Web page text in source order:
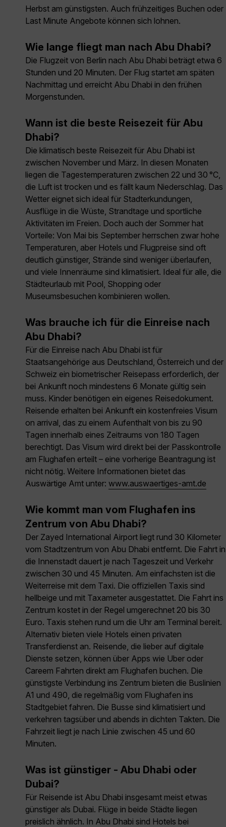
Herbst am günstigsten. Auch frühzeitiges Buchen oder
Last Minute Angebote können sich lohnen.
Wie lange fliegt man nach Abu Dhabi?
Die Flugzeit von Berlin nach Abu Dhabi beträgt etwa 6
Stunden und 20 Minuten. Der Flug startet am späten
Nachmittag und erreicht Abu Dhabi in den frühen
Morgenstunden.
Wann ist die beste Reisezeit für Abu
Dhabi?
Die klimatisch beste Reisezeit für Abu Dhabi ist
zwischen November und März. In diesen Monaten
liegen die Tagestemperaturen zwischen 22 und 30 °C,
die Luft ist trocken und es fällt kaum Niederschlag. Das
Wetter eignet sich ideal für Stadterkundungen,
Ausflüge in die Wüste, Strandtage und sportliche
Aktivitäten im Freien. Doch auch der Sommer hat
Vorteile: Von Mai bis September herrschen zwar hohe
Temperaturen, aber Hotels und Flugpreise sind oft
deutlich günstiger, Strände sind weniger überlaufen,
und viele Innenräume sind klimatisiert. Ideal für alle, die
Städteurlaub mit Pool, Shopping oder
Museumsbesuchen kombinieren wollen.
Was brauche ich für die Einreise nach
Abu Dhabi?
Für die Einreise nach Abu Dhabi ist für
Staatsangehörige aus Deutschland, Österreich und der
Schweiz ein biometrischer Reisepass erforderlich, der
bei Ankunft noch mindestens 6 Monate gültig sein
muss. Kinder benötigen ein eigenes Reisedokument.
Reisende erhalten bei Ankunft ein kostenfreies Visum
on arrival, das zu einem Aufenthalt von bis zu 90
Tagen innerhalb eines Zeitraums von 180 Tagen
berechtigt. Das Visum wird direkt bei der Passkontrolle
am Flughafen erteilt – eine vorherige Beantragung ist
nicht nötig. Weitere Informationen bietet das
Auswärtige Amt unter: www.auswaertiges-amt.de
Wie kommt man vom Flughafen ins
Zentrum von Abu Dhabi?
Der Zayed International Airport liegt rund 30 Kilometer
vom Stadtzentrum von Abu Dhabi entfernt. Die Fahrt in
die Innenstadt dauert je nach Tageszeit und Verkehr
zwischen 30 und 45 Minuten. Am einfachsten ist die
Weiterreise mit dem Taxi. Die offiziellen Taxis sind
hellbeige und mit Taxameter ausgestattet. Die Fahrt ins
Zentrum kostet in der Regel umgerechnet 20 bis 30
Euro. Taxis stehen rund um die Uhr am Terminal bereit.
Alternativ bieten viele Hotels einen privaten
Transferdienst an. Reisende, die lieber auf digitale
Dienste setzen, können über Apps wie Uber oder
Careem Fahrten direkt am Flughafen buchen. Die
günstigste Verbindung ins Zentrum bieten die Buslinien
A1 und 490, die regelmäßig vom Flughafen ins
Stadtgebiet fahren. Die Busse sind klimatisiert und
verkehren tagsüber und abends in dichten Takten. Die
Fahrzeit liegt je nach Linie zwischen 45 und 60
Minuten.
Was ist günstiger - Abu Dhabi oder
Dubai?
Für Reisende ist Abu Dhabi insgesamt meist etwas
günstiger als Dubai. Flüge in beide Städte liegen
preislich ähnlich. In Abu Dhabi sind Hotels bei